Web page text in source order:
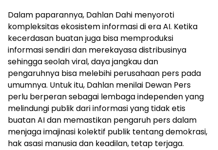
Dalam paparannya, Dahlan Dahi menyoroti
kompleksitas ekosistem informasi di era AI. Ketika
kecerdasan buatan juga bisa memproduksi
informasi sendiri dan merekayasa distribusinya
sehingga seolah viral, daya jangkau dan
pengaruhnya bisa melebihi perusahaan pers pada
umumnya. Untuk itu, Dahlan menilai Dewan Pers
perlu berperan sebagai lembaga independen yang
melindungi publik dari informasi yang tidak etis
buatan AI dan memastikan pengaruh pers dalam
menjaga imajinasi kolektif publik tentang demokrasi,
hak asasi manusia dan keadilan, tetap terjaga.